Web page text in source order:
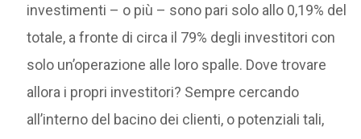
investimenti – o più – sono pari solo allo 0,19% del
totale, a fronte di circa il 79% degli investitori con
solo un’operazione alle loro spalle. Dove trovare
allora i propri investitori? Sempre cercando
all’interno del bacino dei clienti, o potenziali tali,